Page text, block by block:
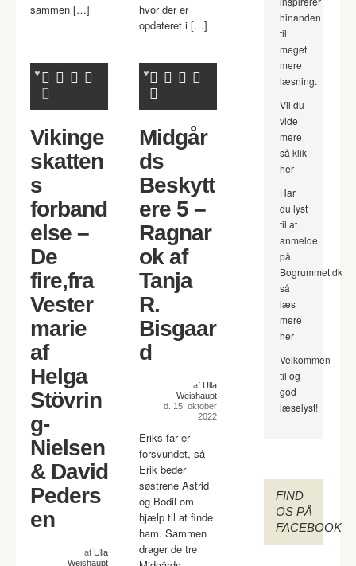
sammen […]
hvor der er
opdateret i […]
Vikinge
skatten
s
forband
else –
De
fire,fra
Vester
marie
af
Helga
Stövrin
g-
Nielsen
& David
Peders
en
af Ulla
Weishaupt
Midgår
ds
Beskytt
ere 5 –
Ragnar
ok af
Tanja
R.
Bisgaar
d
af Ulla
Weishaupt
d. 15. oktober
2022
Eriks far er
forsvundet, så
Erik beder
søstrene Astrid
og Bodil om
hjælp til at finde
ham. Sammen
drager de tre
hinanden
til
meget
mere
læsning.
Vil du
vide
mere
så klik
her
Har
du lyst
til at
anmelde
på
Bogrummet.dk
så
læs
mere
her
Velkommen
til og
god
læselyst!
FIND
OS PÅ
FACEBOOK